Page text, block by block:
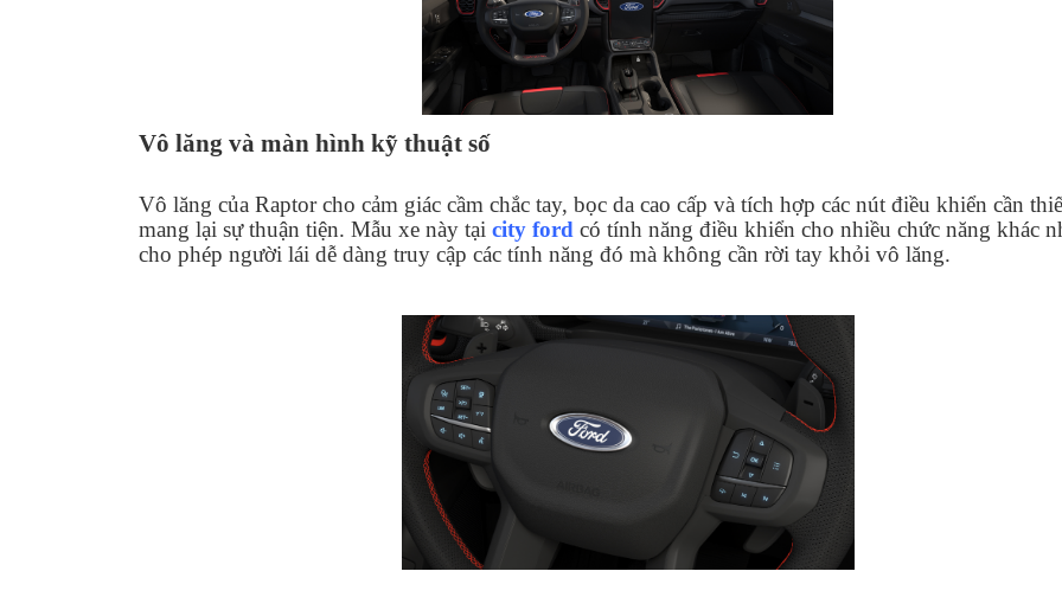
Vô lăng và màn hình kỹ thuật số
Vô lăng của Raptor cho cảm giác cầm chắc tay, bọc da cao cấp và tích hợp các nút điều khiển cần
mang lại sự thuận tiện. Mẫu xe này tại city ford có tính năng điều khiển cho nhiều chức năng khác
cho phép người lái dễ dàng truy cập các tính năng đó mà không cần rời tay khỏi vô lăng.